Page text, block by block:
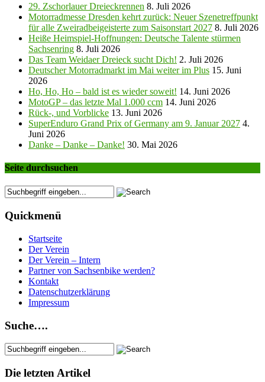
29. Zschorlauer Dreieckrennen 8. Juli 2026
Motorradmesse Dresden kehrt zurück: Neuer Szenetreffpunkt
für alle Zweiradbeigeisterte zum Saisonstart 2027 8. Juli 2026
Heiße Heimspiel-Hoffnungen: Deutsche Talente stürmen
Sachsenring 8. Juli 2026
Das Team Weidaer Dreieck sucht Dich! 2. Juli 2026
Deutscher Motorradmarkt im Mai weiter im Plus 15. Juni
2026
Ho, Ho, Ho – bald ist es wieder soweit! 14. Juni 2026
MotoGP – das letzte Mal 1.000 ccm 14. Juni 2026
Rück-, und Vorblicke 13. Juni 2026
SuperEnduro Grand Prix of Germany am 9. Januar 2027 4.
Juni 2026
Danke – Danke – Danke! 30. Mai 2026
Seite durchsuchen
Quickmenü
Startseite
Der Verein
Der Verein – Intern
Partner von Sachsenbike werden?
Kontakt
Datenschutzerklärung
Impressum
Suche….
Die letzten Artikel